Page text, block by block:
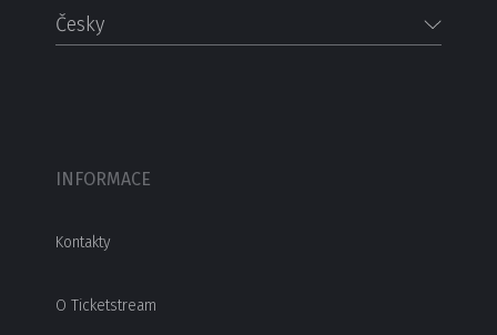
Česky
INFORMACE
Kontakty
O Ticketstream